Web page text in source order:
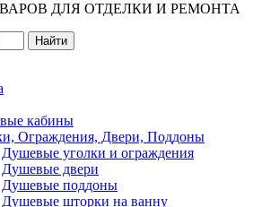
ДЛЯ ОТДЕЛКИ И РЕМОНТА
кабины
Ограждения, Двери, Поддоны
Душевые уголки и ограждения
Душевые двери
Душевые поддоны
Душевые шторки на ванну